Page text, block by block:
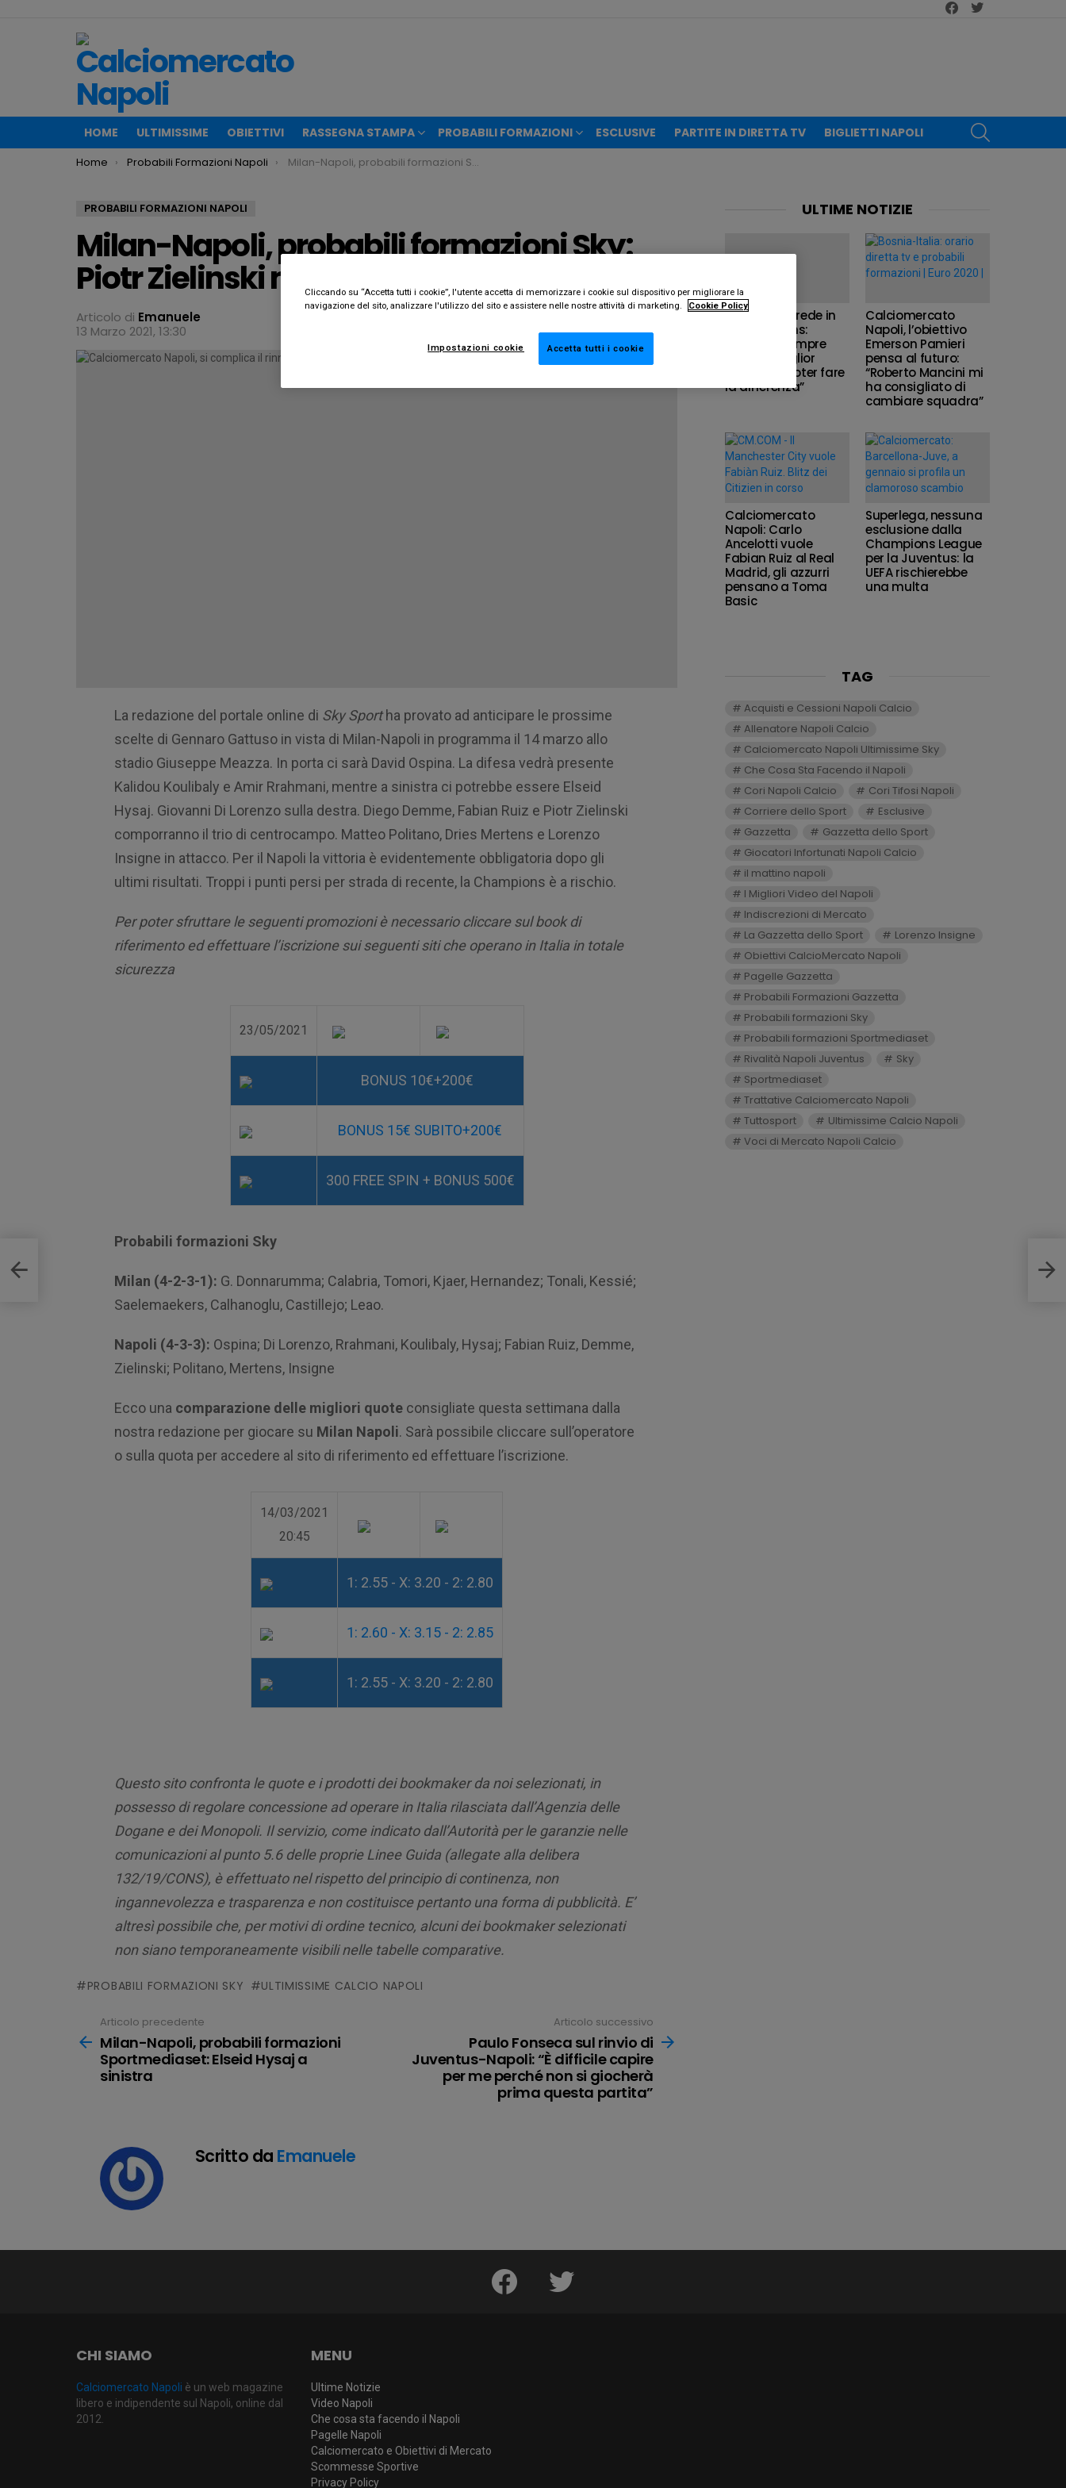
HOME ULTIMISSIME OBIETTIVI RASSEGNA STAMPA PROBABILI FORMAZIONI ESCLUSIVE PARTITE IN DIRETTA TV BIGLIETTI NAPOLI
You are here:
Home Probabili Formazioni Napoli Milan-Napoli, probabili formazioni Sky: Piotr Zielinski mezzala nel 4-3-3
PROBABILI FORMAZIONI NAPOLI
Milan-Napoli, probabili formazioni Sky:
Piotr Zielinski mezzala nel 4-3-3
Articolo di Emanuele
13 Marzo 2021, 13:30
La redazione del portale online di Sky Sport ha provato ad anticipare le prossime
scelte di Gennaro Gattuso in vista di Milan-Napoli in programma il 14 marzo allo
stadio Giuseppe Meazza. In porta ci sarà David Ospina. La difesa vedrà presente
Kalidou Koulibaly e Amir Rrahmani, mentre a sinistra ci potrebbe essere Elseid
Hysaj. Giovanni Di Lorenzo sulla destra. Diego Demme, Fabian Ruiz e Piotr Zielinski
comporranno il trio di centrocampo. Matteo Politano, Dries Mertens e Lorenzo
Insigne in attacco. Per il Napoli la vittoria è evidentemente obbligatoria dopo gli
ultimi risultati. Troppi i punti persi per strada di recente, la Champions è a rischio.
Per poter sfruttare le seguenti promozioni è necessario cliccare sul book di
riferimento ed effettuare l’iscrizione sui seguenti siti che operano in Italia in totale
sicurezza
23/05/2021
BONUS 10€+200€
BONUS 15€ SUBITO+200€
300 FREE SPIN + BONUS 500€
Probabili formazioni Sky
Milan (4-2-3-1): G. Donnarumma; Calabria, Tomori, Kjaer, Hernandez; Tonali, Kessié;
Saelemaekers, Calhanoglu, Castillejo; Leao.
Napoli (4-3-3): Ospina; Di Lorenzo, Rrahmani, Koulibaly, Hysaj; Fabian Ruiz, Demme,
Zielinski; Politano, Mertens, Insigne
Ecco una comparazione delle migliori quote consigliate questa settimana dalla
nostra redazione per giocare su Milan Napoli. Sarà possibile cliccare sull’operatore
o sulla quota per accedere al sito di riferimento ed effettuare l’iscrizione.
14/03/2021
20:45
1: 2.55 - X: 3.20 - 2: 2.80
1: 2.60 - X: 3.15 - 2: 2.85
1: 2.55 - X: 3.20 - 2: 2.80
Questo sito confronta le quote e i prodotti dei bookmaker da noi selezionati, in
possesso di regolare concessione ad operare in Italia rilasciata dall’Agenzia delle
Dogane e dei Monopoli. Il servizio, come indicato dall’Autorità per le garanzie nelle
comunicazioni al punto 5.6 delle proprie Linee Guida (allegate alla delibera
132/19/CONS), è effettuato nel rispetto del principio di continenza, non
ingannevolezza e trasparenza e non costituisce pertanto una forma di pubblicità. E’
altresì possibile che, per motivi di ordine tecnico, alcuni dei bookmaker selezionati
non siano temporaneamente visibili nelle tabelle comparative.
PROBABILI FORMAZIONI SKY ULTIMISSIME CALCIO NAPOLI
Leggi
tutto
Articolo precedente
Milan-Napoli, probabili formazioni
Sportmediaset: Elseid Hysaj a
sinistra
Articolo successivo
Paulo Fonseca sul rinvio di
Juventus-Napoli: “È difficile capire
per me perché non si giocherà
prima questa partita”
Scritto da Emanuele
ULTIME NOTIZIE
Belgio, il ct crede in
Dries Mertens:
“Capisce sempre
qual è il miglior
modo per poter fare
la differenza”
Calciomercato
Napoli, l’obiettivo
Emerson Pamieri
pensa al futuro:
“Roberto Mancini mi
ha consigliato di
cambiare squadra”
Calciomercato
Napoli: Carlo
Ancelotti vuole
Fabian Ruiz al Real
Madrid, gli azzurri
pensano a Toma
Basic
Superlega, nessuna
esclusione dalla
Champions League
per la Juventus: la
UEFA rischierebbe
una multa
TAG
Acquisti e Cessioni Napoli Calcio
Allenatore Napoli Calcio
Calciomercato Napoli Ultimissime Sky
Che Cosa Sta Facendo il Napoli
Cori Napoli Calcio
Cori Tifosi Napoli
Corriere dello Sport
Esclusive
Gazzetta
Gazzetta dello Sport
Giocatori Infortunati Napoli Calcio
il mattino napoli
I Migliori Video del Napoli
Indiscrezioni di Mercato
La Gazzetta dello Sport
Lorenzo Insigne
Obiettivi CalcioMercato Napoli
Pagelle Gazzetta
Probabili Formazioni Gazzetta
Probabili formazioni Sky
Probabili formazioni Sportmediaset
Rivalità Napoli Juventus
Sky
Sportmediaset
Trattative Calciomercato Napoli
Tuttosport
Ultimissime Calcio Napoli
Voci di Mercato Napoli Calcio
facebook twitter
CHI SIAMO
Calciomercato Napoli è un web magazine
libero e indipendente sul Napoli, online dal
2012.
MENU
Ultime Notizie
Video Napoli
Che cosa sta facendo il Napoli
Pagelle Napoli
Calciomercato e Obiettivi di Mercato
Scommesse Sportive
Privacy Policy
Cliccando su “Accetta tutti i cookie”, l'utente accetta di memorizzare i cookie sul dispositivo per migliorare la
navigazione del sito, analizzare l'utilizzo del sito e assistere nelle nostre attività di marketing.
Cookie Policy
Accetta tutti i cookie
Impostazioni cookie